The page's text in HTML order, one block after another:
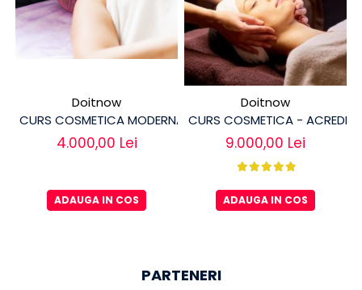
Doitnow
CURS COSMETICA MODERNA - ACREDITAT
4.000,00 Lei
ADAUGA IN COS
Doitnow
CURS COSMETICA -
9.000,00 Lei
ADAUGA IN COS
PARTENERI